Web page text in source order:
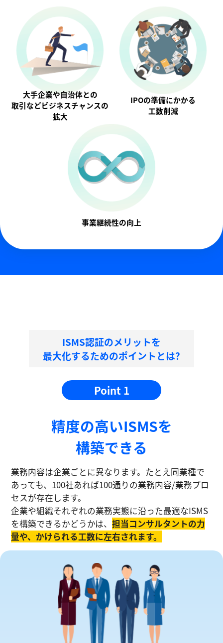
大手企業や自治体との
取引などビジネスチャンスの
拡大
IPOの準備にかかる
工数削減
事業継続性の向上
ISMS認証のメリットを
最大化するためのポイントとは?
Point 1
精度の⾼いISMSを
構築できる
業務内容は企業ごとに異なります。たとえ同業種で
あっても、100社あれば100通りの業務内容/業務プロ
セスが存在します。
企業や組織それぞれの業務実態に沿った最適なISMS
を構築できるかどうかは、担当コンサルタントの⼒
量や、かけられる工数に左右されます。